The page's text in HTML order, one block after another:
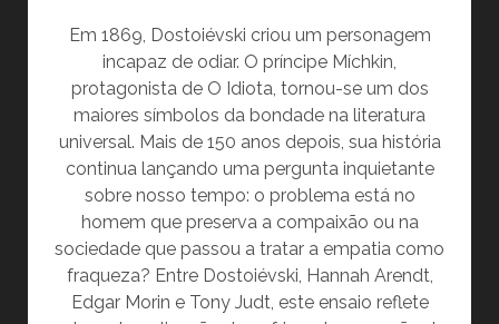
Em 1869, Dostoiévski criou um personagem
incapaz de odiar. O príncipe Míchkin,
protagonista de O Idiota, tornou-se um dos
maiores símbolos da bondade na literatura
universal. Mais de 150 anos depois, sua história
continua lançando uma pergunta inquietante
sobre nosso tempo: o problema está no
homem que preserva a compaixão ou na
sociedade que passou a tratar a empatia como
fraqueza? Entre Dostoiévski, Hannah Arendt,
Edgar Morin e Tony Judt, este ensaio reflete